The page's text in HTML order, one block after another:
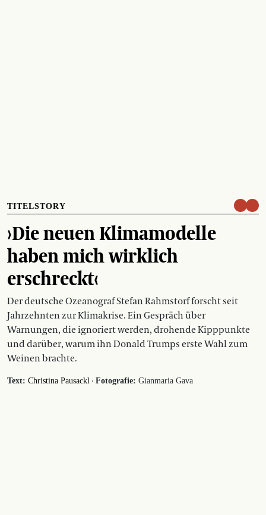
TITELSTORY
›Die neuen Klimamodelle
haben mich wirklich
erschreckt‹
Der deutsche Ozeanograf Stefan Rahmstorf forscht seit
Jahrzehnten zur Klimakrise. Ein Gespräch über
Warnungen, die ignoriert werden, drohende Kipppunkte
und darüber, warum ihn Donald Trumps erste Wahl zum
Weinen brachte.
Text: Christina Pausackl · Fotografie: Gianmaria Gava